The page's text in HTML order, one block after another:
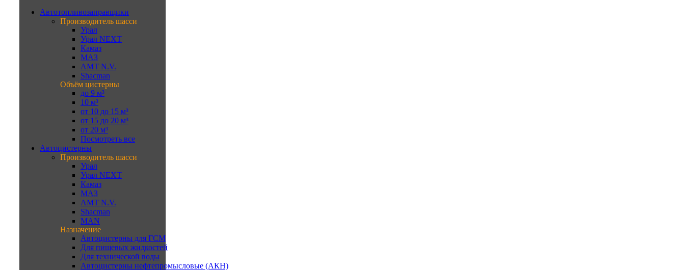
Автотопливозаправщики
Производитель шасси
Урал
Урал NEXT
Камаз
МАЗ
AMT N.V.
Shacman
Объём цистерны
до 9 м³
10 м³
от 10 до 15 м³
от 15 до 20 м³
от 20 м³
Посмотреть все
Автоцистерны
Производитель шасси
Урал
Урал NEXT
Камаз
МАЗ
AMT N.V.
Shacman
MAN
Назначение
Автоцистерны для ГСМ
Для пищевых жидкостей
Для технической воды
Автоцистерны нефтепромысловые (АКН)